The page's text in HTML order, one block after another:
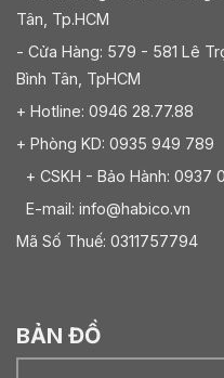
Tân, Tp.HCM
- Cửa Hàng: 579 - 581 Lê
Bình Tân, TpHCM
+ Hotline: 0946 28.77.88
+ Phòng KD: 0935 949 789
+ CSKH - Bảo Hành: 0937
E-mail: info@habico.vn
Mã Số Thuế: 0311757794
BẢN ĐỒ